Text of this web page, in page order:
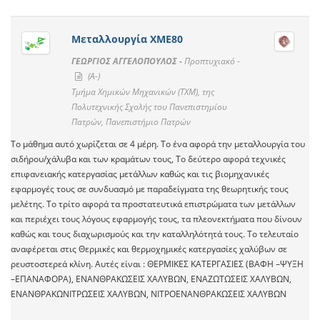
Μεταλλουργία ΧΜΕ80
ΓΕΩΡΓΙΟΣ ΑΓΓΕΛΟΠΟΥΛΟΣ -Προπτυχιακό -
(A-)
Τμήμα Χημικών Μηχανικών (TXM), της
Πολυτεχνικής Σχολής του Πανεπιστημίου
Πατρών, Πανεπιστήμιο Πατρών
Το μάθημα αυτό χωρίζεται σε 4 μέρη. Το ένα αφορά την μεταλλουργία του
σιδήρου/χάλυβα και των κραμάτων τους, Το δεύτερο αφορά τεχνικές
επιφανειακής κατεργασίας μετάλλων καθώς και τις βιομηχανικές
εφαρμογές τους σε συνδυασμό με παραδείγματα της θεωρητικής τους
μελέτης. Το τρίτο αφορά τα προστατευτικά επιστρώματα των μετάλλων
και περιέχει τους λόγους εφαρμογής τους, τα πλεονεκτήματα που δίνουν
καθώς και τους διαχωρισμούς και την καταλληλότητά τους. Το τελευταίο
αναφέρεται στις Θερμικές και θερμοχημικές κατεργασίες χαλύβων σε
ρευστοστερεά κλίνη. Αυτές είναι : ΘΕΡΜΙΚΕΣ ΚΑΤΕΡΓΑΣΙΕΣ (ΒΑΦΗ –ΨΥΞΗ
–ΕΠΑΝΑΦΟΡΑ), ΕΝΑΝΘΡΑΚΩΣΕΙΣ ΧΑΛΥΒΩΝ, ΕΝΑΖΩΤΩΣΕΙΣ ΧΑΛΥΒΩΝ,
ΕΝΑΝΘΡΑΚΩΝΙΤΡΩΣΕΙΣ ΧΑΛΥΒΩΝ, ΝΙΤΡΟΕΝΑΝΘΡΑΚΩΣΕΙΣ ΧΑΛΥΒΩΝ